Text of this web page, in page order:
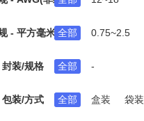
- 平方毫米(非绞合线)
全部 0.75~2.5
封装/规格 全部 -
包装/方式 全部 盒装 袋装